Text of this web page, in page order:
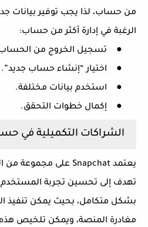
من حساب، لذا يجب توفير بيانات
الرغبة في إدارة أكثر من حساب:
●
تسجيل الخروج من الحساب
●
اختيار “إنشاء حساب جديد”.
●
استخدم بيانات مختلفة.
●
إكمال خطوات التحقق.
الشراكات التكميلية في
يعتمد Snapchat على مجموعة من
تهدف إلى تحسين تجربة
بشكل متكامل، بحيث يمكن تنفيذ
مغادرة المنصة، ويمكن تلخيص